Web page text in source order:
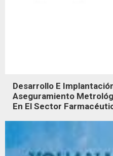
Desarrollo E
Aseguramiento
En El Sector